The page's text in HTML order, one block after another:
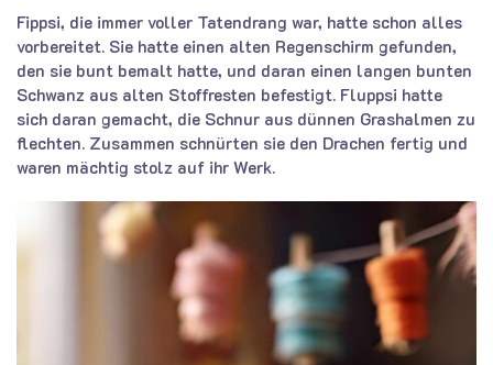
Fippsi, die immer voller Tatendrang war, hatte schon alles
vorbereitet. Sie hatte einen alten Regenschirm gefunden,
den sie bunt bemalt hatte, und daran einen langen bunten
Schwanz aus alten Stoffresten befestigt. Fluppsi hatte
sich daran gemacht, die Schnur aus dünnen Grashalmen zu
flechten. Zusammen schnürten sie den Drachen fertig und
waren mächtig stolz auf ihr Werk.